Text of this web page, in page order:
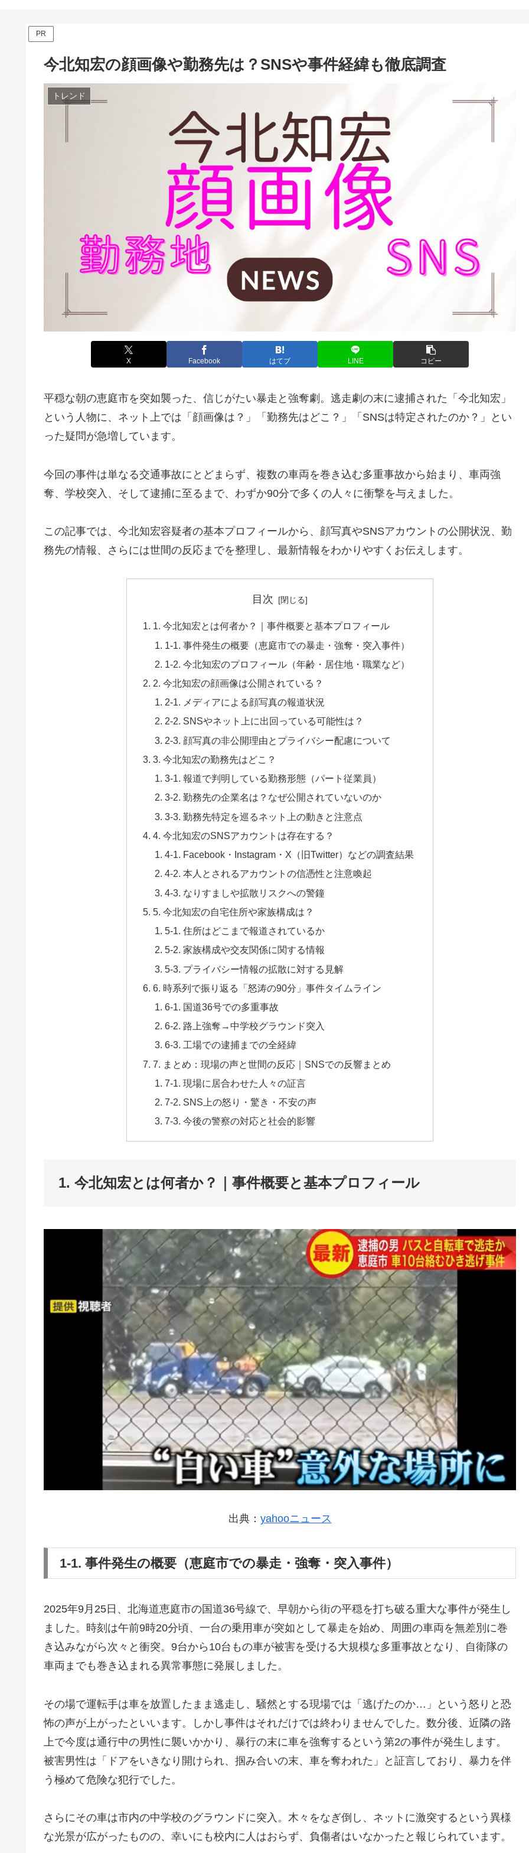
PR
今北知宏の顔画像や勤務先は？SNSや事件経緯も徹底調査
トレンド
X Facebook はてブ LINE コピー
平穏な朝の恵庭市を突如襲った、信じがたい暴走と強奪劇。逃走劇の末に逮捕された「今北知宏」
という人物に、ネット上では「顔画像は？」「勤務先はどこ？」「SNSは特定されたのか？」とい
った疑問が急増しています。
今回の事件は単なる交通事故にとどまらず、複数の車両を巻き込む多重事故から始まり、車両強
奪、学校突入、そして逮捕に至るまで、わずか90分で多くの人々に衝撃を与えました。
この記事では、今北知宏容疑者の基本プロフィールから、顔写真やSNSアカウントの公開状況、勤
務先の情報、さらには世間の反応までを整理し、最新情報をわかりやすくお伝えします。
目次
1. 今北知宏とは何者か？｜事件概要と基本プロフィール
1-1. 事件発生の概要（恵庭市での暴走・強奪・突入事件）
1-2. 今北知宏のプロフィール（年齢・居住地・職業など）
2. 今北知宏の顔画像は公開されている？
2-1. メディアによる顔写真の報道状況
2-2. SNSやネット上に出回っている可能性は？
2-3. 顔写真の非公開理由とプライバシー配慮について
3. 今北知宏の勤務先はどこ？
3-1. 報道で判明している勤務形態（パート従業員）
3-2. 勤務先の企業名は？なぜ公開されていないのか
3-3. 勤務先特定を巡るネット上の動きと注意点
4. 今北知宏のSNSアカウントは存在する？
4-1. Facebook・Instagram・X（旧Twitter）などの調査結果
4-2. 本人とされるアカウントの信憑性と注意喚起
4-3. なりすましや拡散リスクへの警鐘
5. 今北知宏の自宅住所や家族構成は？
5-1. 住所はどこまで報道されているか
5-2. 家族構成や交友関係に関する情報
5-3. プライバシー情報の拡散に対する見解
6. 時系列で振り返る「怒涛の90分」事件タイムライン
6-1. 国道36号での多重事故
6-2. 路上強奪→中学校グラウンド突入
6-3. 工場での逮捕までの全経緯
7. まとめ：現場の声と世間の反応｜SNSでの反響まとめ
7-1. 現場に居合わせた人々の証言
7-2. SNS上の怒り・驚き・不安の声
7-3. 今後の警察の対応と社会的影響
1. 今北知宏とは何者か？｜事件概要と基本プロフィール
出典： yahooニュース
1-1. 事件発生の概要（恵庭市での暴走・強奪・突入事件）
2025年9月25日、北海道恵庭市の国道36号線で、早朝から街の平穏を打ち破る重大な事件が発生し
ました。時刻は午前9時20分頃、一台の乗用車が突如として暴走を始め、周囲の車両を無差別に巻
き込みながら次々と衝突。9台から10台もの車が被害を受ける大規模な多重事故となり、自衛隊の
車両までも巻き込まれる異常事態に発展しました。
その場で運転手は車を放置したまま逃走し、騒然とする現場では「逃げたのか…」という怒りと恐
怖の声が上がったといいます。しかし事件はそれだけでは終わりませんでした。数分後、近隣の路
上で今度は通行中の男性に襲いかかり、暴行の末に車を強奪するという第2の事件が発生します。
被害男性は「ドアをいきなり開けられ、掴み合いの末、車を奪われた」と証言しており、暴力を伴
う極めて危険な犯行でした。
さらにその車は市内の中学校のグラウンドに突入。木々をなぎ倒し、ネットに激突するという異様
な光景が広がったものの、幸いにも校内に人はおらず、負傷者はいなかったと報じられています。